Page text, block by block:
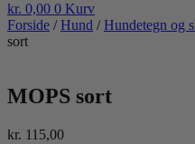
kr. 0,00 0 Kurv
Forside /Hund /Hundetegn og
sort
MOPS sort
kr. 115,00